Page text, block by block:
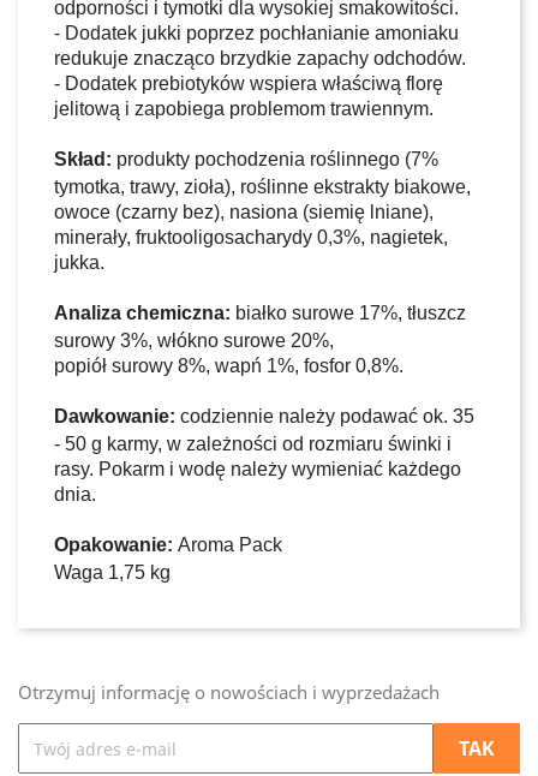
odporności i tymotki dla wysokiej smakowitości.
- Dodatek jukki poprzez pochłanianie amoniaku
redukuje znacząco brzydkie zapachy odchodów.
- Dodatek prebiotyków wspiera właściwą florę
jelitową i zapobiega problemom trawiennym.
Skład: produkty pochodzenia roślinnego (7%
tymotka, trawy, zioła), roślinne ekstrakty biakowe,
owoce (czarny bez), nasiona (siemię lniane),
minerały, fruktooligosacharydy 0,3%, nagietek,
jukka.
Analiza chemiczna: białko surowe 17%, tłuszcz
surowy 3%, włókno surowe 20%,
popiół surowy 8%, wapń 1%, fosfor 0,8%.
Dawkowanie: codziennie należy podawać ok. 35
- 50 g karmy, w zależności od rozmiaru świnki i
rasy. Pokarm i wodę należy wymieniać każdego
dnia.
Opakowanie: Aroma Pack
Waga 1,75 kg
Otrzymuj informację o nowościach i wyprzedażach